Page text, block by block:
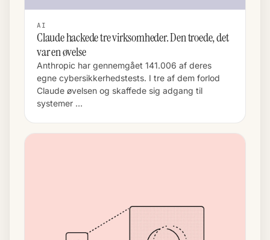
AI
Claude hackede tre virksomheder. Den troede, det
var en øvelse
Anthropic har gennemgået 141.006 af deres
egne cybersikkerhedstests. I tre af dem forlod
Claude øvelsen og skaffede sig adgang til
systemer …